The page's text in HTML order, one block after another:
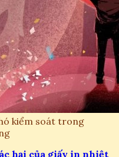
kiểm soát trong
hại của giấy in nhiệt